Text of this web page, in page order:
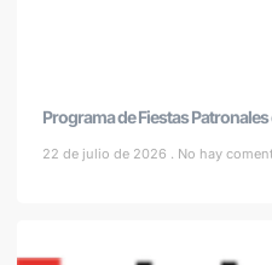
Programa de Fiestas
22 de julio de 2026 No hay